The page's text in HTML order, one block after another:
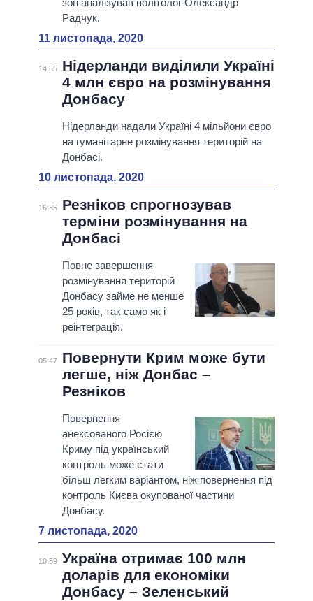
зон аналізував політолог Олександр
Радчук.
11 листопада, 2020
14:55
Нідерланди виділили Україні
4 млн євро на розмінування
Донбасу
Нідерланди надали Україні 4 мільйони євро
на гуманітарне розмінування територій на
Донбасі.
10 листопада, 2020
16:35
Резніков спрогнозував
терміни розмінування на
Донбасі
Повне завершення
розмінування територій
Донбасу займе не менше
25 років, так само як і
реінтеграція.
05:47
Повернути Крим може бути
легше, ніж Донбас –
Резніков
Повернення
анексованого Росією
Криму під український
контроль може стати
більш легким варіантом, ніж повернення під
контроль Києва окупованої частини
Донбасу.
7 листопада, 2020
10:59 Україна отримає 100 млн
доларів для економіки
Донбасу – Зеленський